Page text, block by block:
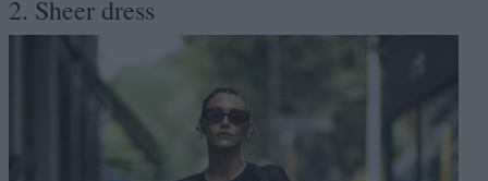
2. Sheer dress